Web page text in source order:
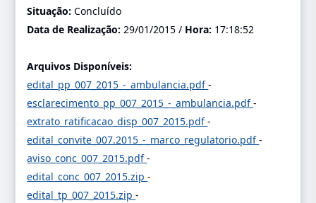
Situação:Concluído
Data de Realização:29/01/2015 / Hora: 17:18:52
Arquivos Disponíveis:
edital_pp_007_2015_-_ambulancia.pdf-
esclarecimento_pp_007_2015_-_ambulancia.pdf-
extrato_ratificacao_disp_007_2015.pdf-
edital_convite_007.2015_-_marco_regulatorio.pdf-
aviso_conc_007_2015.pdf-
edital_conc_007_2015.zip-
edital_tp_007_2015.zip-